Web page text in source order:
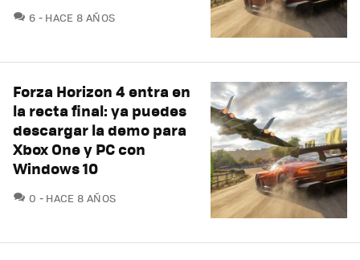
6 COMENTARIOS
HACE 8 AÑOS
Forza Horizon 4 entra en
la recta final: ya puedes
descargar la demo para
Xbox One y PC con
Windows 10
0 COMENTARIOS
HACE 8 AÑOS